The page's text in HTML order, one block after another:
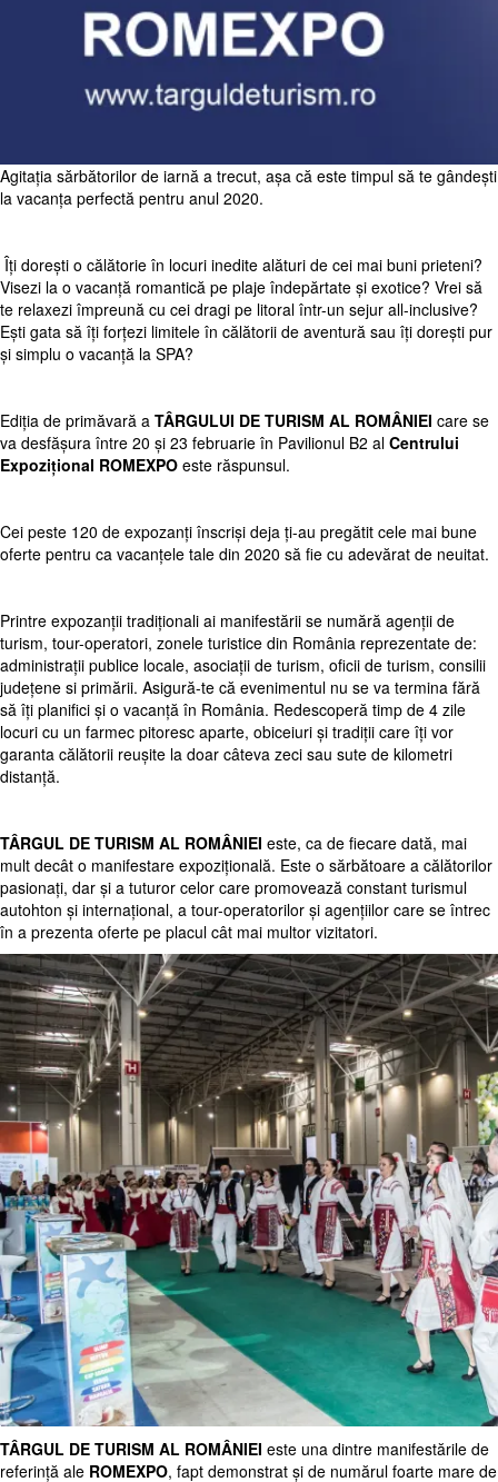
Agitația sărbătorilor de iarnă a trecut, așa că este timpul să te gândești
la vacanța perfectă pentru anul 2020.
Îți dorești o călătorie în locuri inedite alături de cei mai buni prieteni?
Visezi la o vacanță romantică pe plaje îndepărtate și exotice? Vrei să
te relaxezi împreună cu cei dragi pe litoral într-un sejur all-inclusive?
Ești gata să îți forțezi limitele în călătorii de aventură sau îți dorești pur
și simplu o vacanță la SPA?
Ediția de primăvară a TÂRGULUI DE TURISM AL ROMÂNIEI care se
va desfășura între 20 și 23 februarie în Pavilionul B2 al Centrului
Expozițional ROMEXPO este răspunsul.
Cei peste 120 de expozanți înscriși deja ți-au pregătit cele mai bune
oferte pentru ca vacanțele tale din 2020 să fie cu adevărat de neuitat.
Printre expozanții tradiționali ai manifestării se numără agenții de
turism, tour-operatori, zonele turistice din România reprezentate de:
administrații publice locale, asociații de turism, oficii de turism, consilii
județene si primării. Asigură-te că evenimentul nu se va termina fără
să îți planifici și o vacanță în România. Redescoperă timp de 4 zile
locuri cu un farmec pitoresc aparte, obiceiuri și tradiții care îți vor
garanta călătorii reușite la doar câteva zeci sau sute de kilometri
distanță.
TÂRGUL DE TURISM AL ROMÂNIEI este, ca de fiecare dată, mai
mult decât o manifestare expozițională. Este o sărbătoare a călătorilor
pasionați, dar și a tuturor celor care promovează constant turismul
autohton și internațional, a tour-operatorilor și agențiilor care se întrec
în a prezenta oferte pe placul cât mai multor vizitatori.
TÂRGUL DE TURISM AL ROMÂNIEI este una dintre manifestările de
referință ale ROMEXPO, fapt demonstrat și de numărul foarte mare de